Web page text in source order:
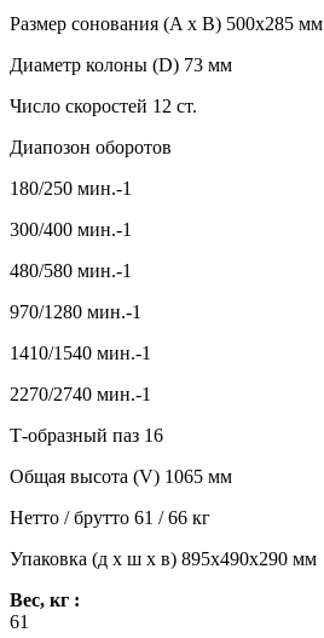
Размер сонования (A x B) 500x285 мм
Диаметр колоны (D) 73 мм
Число скоростей 12 ст.
Диапозон оборотов
180/250 мин.-1
300/400 мин.-1
480/580 мин.-1
970/1280 мин.-1
1410/1540 мин.-1
2270/2740 мин.-1
Т-образный паз 16
Общая высота (V) 1065 мм
Нетто / брутто 61 / 66 кг
Упаковка (д x ш x в) 895x490x290 мм
Вес, кг :
61